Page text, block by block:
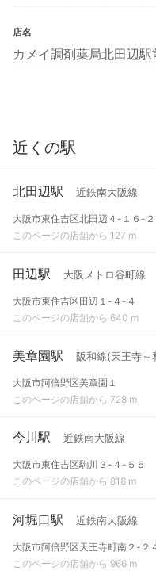
店名
カメイ調剤薬局北田辺駅
近くの駅
北田辺駅 近鉄南大阪線
大阪市東住吉区北田辺４-１６-２
このページの店舗から 127 m
田辺駅 大阪メトロ谷町線
大阪市東住吉区田辺１-４-４
このページの店舗から 640 m
美章園駅 阪和線(天王寺～
大阪市阿倍野区美章園１
このページの店舗から 728 m
今川駅 近鉄南大阪線
大阪市東住吉区駒川３-４-５５
このページの店舗から 818 m
河堀口駅 近鉄南大阪線
大阪市阿倍野区天王寺町南２-２
このページの店舗から 966 m